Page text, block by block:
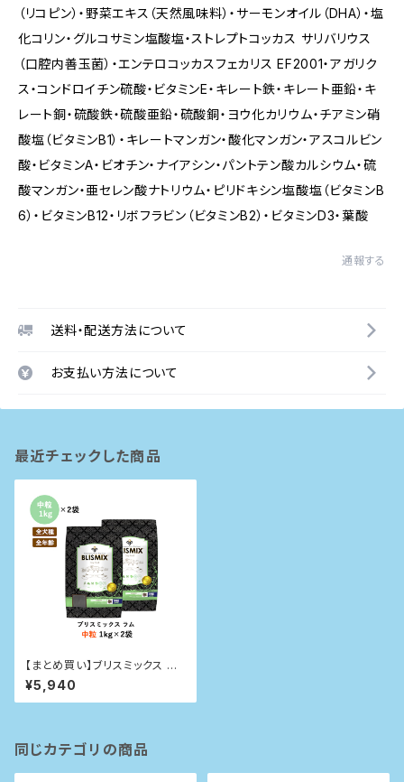
（リコピン）・野菜エキス（天然風味料）・サーモンオイル（DHA）・塩
化コリン・グルコサミン塩酸塩・ストレプトコッカス サリバリウス
（口腔内善玉菌）・エンテロコッカスフェカリス EF2001・アガリク
ス・コンドロイチン硫酸・ビタミンE・キレート鉄・キレート亜鉛・キ
レート銅・硫酸鉄・硫酸亜鉛・硫酸銅・ヨウ化カリウム・チアミン硝
酸塩（ビタミンB1）・キレートマンガン・酸化マンガン・アスコルビン
酸・ビタミンA・ビオチン・ナイアシン・パントテン酸カルシウム・硫
酸マンガン・亜セレン酸ナトリウム・ピリドキシン塩酸塩（ビタミンB
6）・ビタミンB12・リボフラビン（ビタミンB2）・ビタミンD3・葉酸
通報する
送料・配送方法について
お支払い方法について
最近チェックした商品
【まとめ買い】ブリスミックス 犬
用 ラム 中粒 1kg×2袋
¥5,940
同じカテゴリの商品